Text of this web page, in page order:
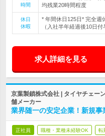
時間
均残業20時間程度
休日
休暇
* 年間休日125日* 完全週
（入社半年経過後10日付
求人詳細を見る
京葉製鎖株式会社 | タイヤチェー
舗メーカー
業界随一の安定企業！新規
正社員 職種・業種未経験OK 転